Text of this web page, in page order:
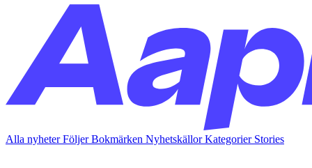
Alla nyheterFöljerBokmärken NyhetskällorKategorier Stories